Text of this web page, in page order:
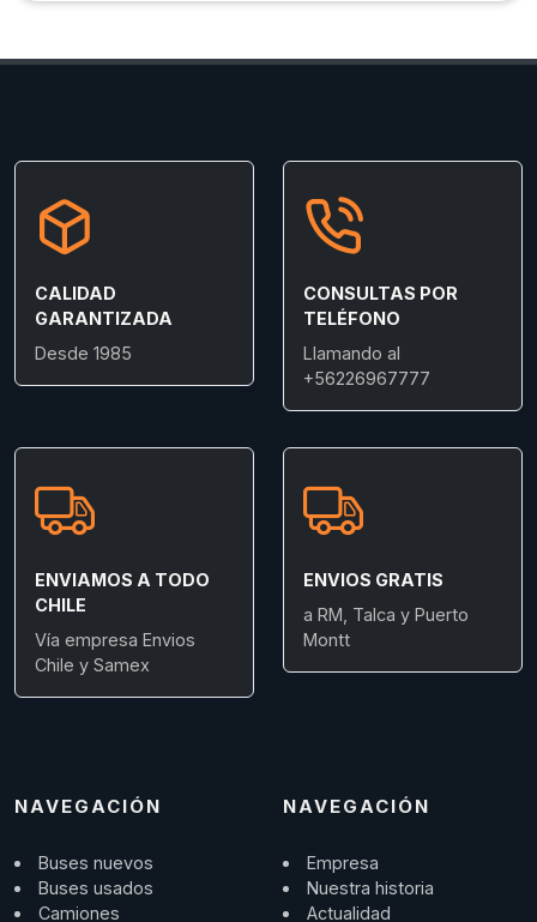
CALIDAD
GARANTIZADA
Desde 1985
CONSULTAS POR
TELÉFONO
Llamando al
+56226967777
ENVIAMOS A TODO
CHILE
Vía empresa Envios
Chile y Samex
ENVIOS GRATIS
a RM, Talca y Puerto
Montt
NAVEGACIÓN
Buses nuevos
Buses usados
Camiones
NAVEGACIÓN
Empresa
Nuestra historia
Actualidad